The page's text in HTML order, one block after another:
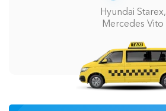
Hyundai Starex,
Mercedes Vito